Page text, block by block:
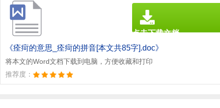
《痊疴的意思_痊疴的拼音[本文共85字].doc》
将本文的Word文档下载到电脑，方便收藏和打印
推荐度：
点击下载文档
文档为doc格式